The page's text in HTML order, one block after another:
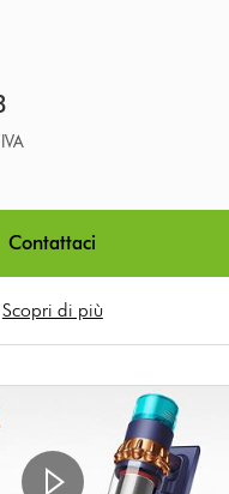
Contattaci
Scopri di più